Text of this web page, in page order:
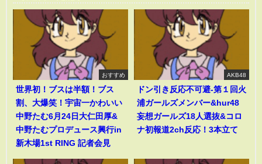
おすすめ
世界初！ブスは半額！ブス
割、大爆笑！宇宙一かわいい
中野たむ6月24日大仁田厚&
中野たむプロデュース興行in
新木場1st RING 記者会見
AKB48
ドン引き反応不可避-第１回火
浦ガールズメンバー&hur48
妄想ガールズ18人選抜&コロ
ナ初報道2ch反応！3本立て